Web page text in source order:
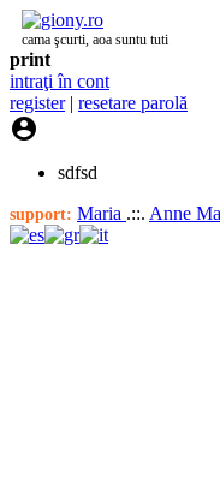
cama şcurti, aoa suntu tuti
print
intraţi în cont
register| resetare parolă

sdfsd
support: Maria .::. Anne